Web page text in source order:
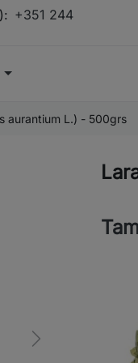
+351 244
aurantium L.) - 500grs
Next